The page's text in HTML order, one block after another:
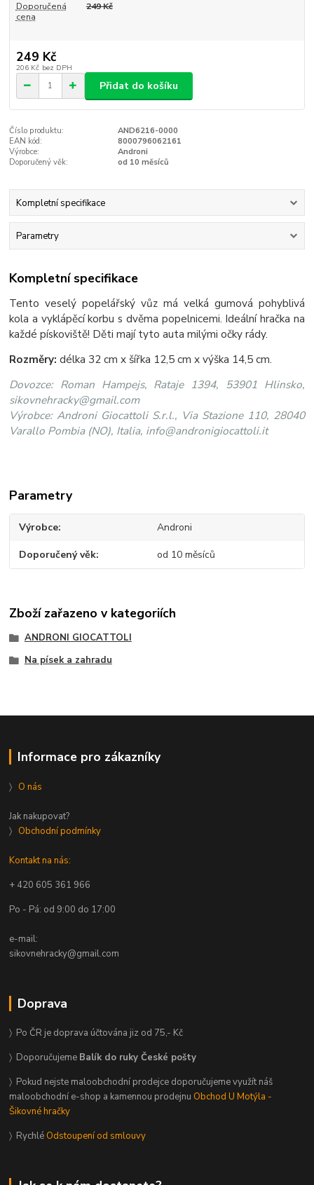
Doporučená
cena
249 Kč
249 Kč
206 Kč bez DPH
Přidat do košíku
Číslo produktu:
AND6216-0000
EAN kód:
8000796062161
Výrobce:
Androni
Doporučený věk:
od 10 měsíců
Kompletní specifikace
Parametry
Kompletní specifikace
Tento veselý popelářský vůz má velká gumová pohyblivá
kola a vyklápěcí korbu s dvěma popelnicemi. Ideální hračka na
každé pískoviště! Děti mají tyto auta milými očky rády.
Rozměry: délka 32 cm x šířka 12,5 cm x výška 14,5 cm.
Dovozce: Roman Hampejs, Rataje 1394, 53901 Hlinsko,
sikovnehracky@gmail.com
Výrobce: Androni Giocattoli S.r.l., Via Stazione 110, 28040
Varallo Pombia (NO), Italia, info@andronigiocattoli.it
Parametry
Výrobce Androni
Doporučený věk od 10 měsíců
Zboží zařazeno v kategoriích
ANDRONI GIOCATTOLI
Na písek a zahradu
Informace pro zákazníky
〉 O nás
Jak nakupovat?
〉 Obchodní podmínky
Kontakt na nás:
+ 420 605 361 966
Po - Pá: od 9:00 do 17:00
e-mail:
sikovnehracky@gmail.com
Doprava
〉 Po ČR je doprava účtována jiz od 75,- Kč
〉 Doporučujeme Balík do ruky České pošty
〉 Pokud nejste maloobchodní prodejce doporučujeme využít náš
maloobchodní e-shop a kamennou prodejnu Obchod U Motýla -
Šikovné hračky
〉 Rychlé Odstoupení od smlouvy